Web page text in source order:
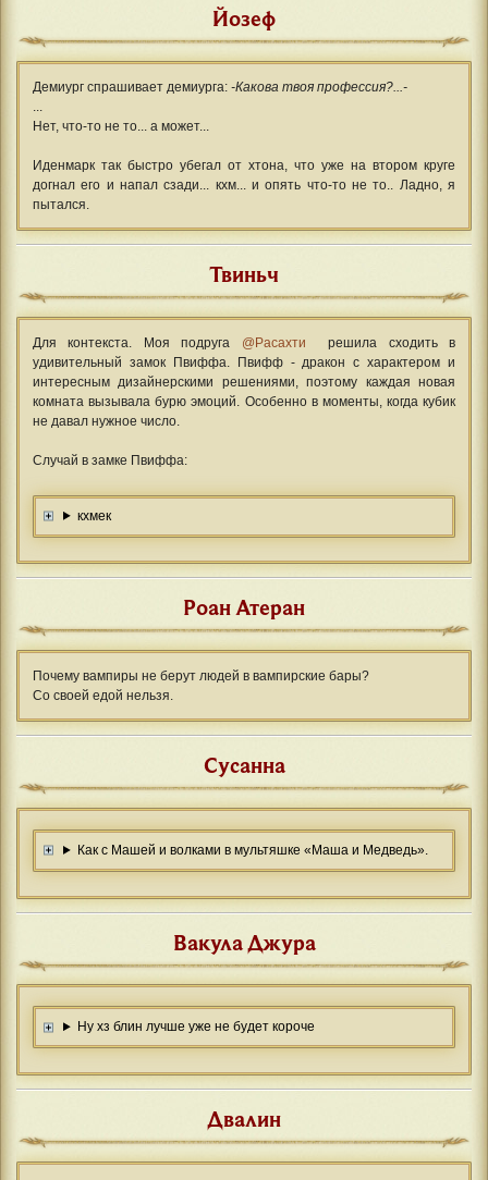
Йозеф
Демиург спрашивает демиурга: -Какова твоя профессия?...-
...
Нет, что-то не то... а может...
Иденмарк так быстро убегал от хтона, что уже на втором круге
догнал его и напал сзади... кхм... и опять что-то не то.. Ладно, я
пытался.
Твиньч
Для контекста. Моя подруга @Расахти решила сходить в
удивительный замок Пвиффа. Пвифф - дракон с характером и
интересным дизайнерскими решениями, поэтому каждая новая
комната вызывала бурю эмоций. Особенно в моменты, когда кубик
не давал нужное число.
Случай в замке Пвиффа:
кхмек
Роан Атеран
Почему вампиры не берут людей в вампирские бары?
Со своей едой нельзя.
Сусанна
Как с Машей и волками в мультяшке «Маша и Медведь».
Вакула Джура
Ну хз блин лучше уже не будет короче
Двалин